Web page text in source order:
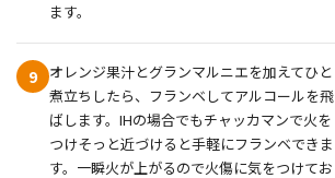
ます。
9
オレンジ果汁とグランマルニエを加えてひと
煮立ちしたら、フランベしてアルコールを飛
ばします。IHの場合でもチャッカマンで火を
つけそっと近づけると手軽にフランベできま
す。一瞬火が上がるので火傷に気をつけてお